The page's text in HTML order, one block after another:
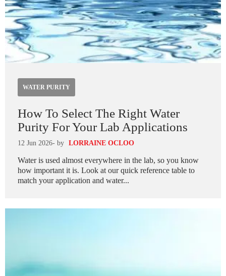
WATER PURITY
How To Select The Right Water
Purity For Your Lab Applications
12 Jun 2026- by LORRAINE OCLOO
Water is used almost everywhere in the lab, so you know
how important it is. Look at our quick reference table to
match your application and water...